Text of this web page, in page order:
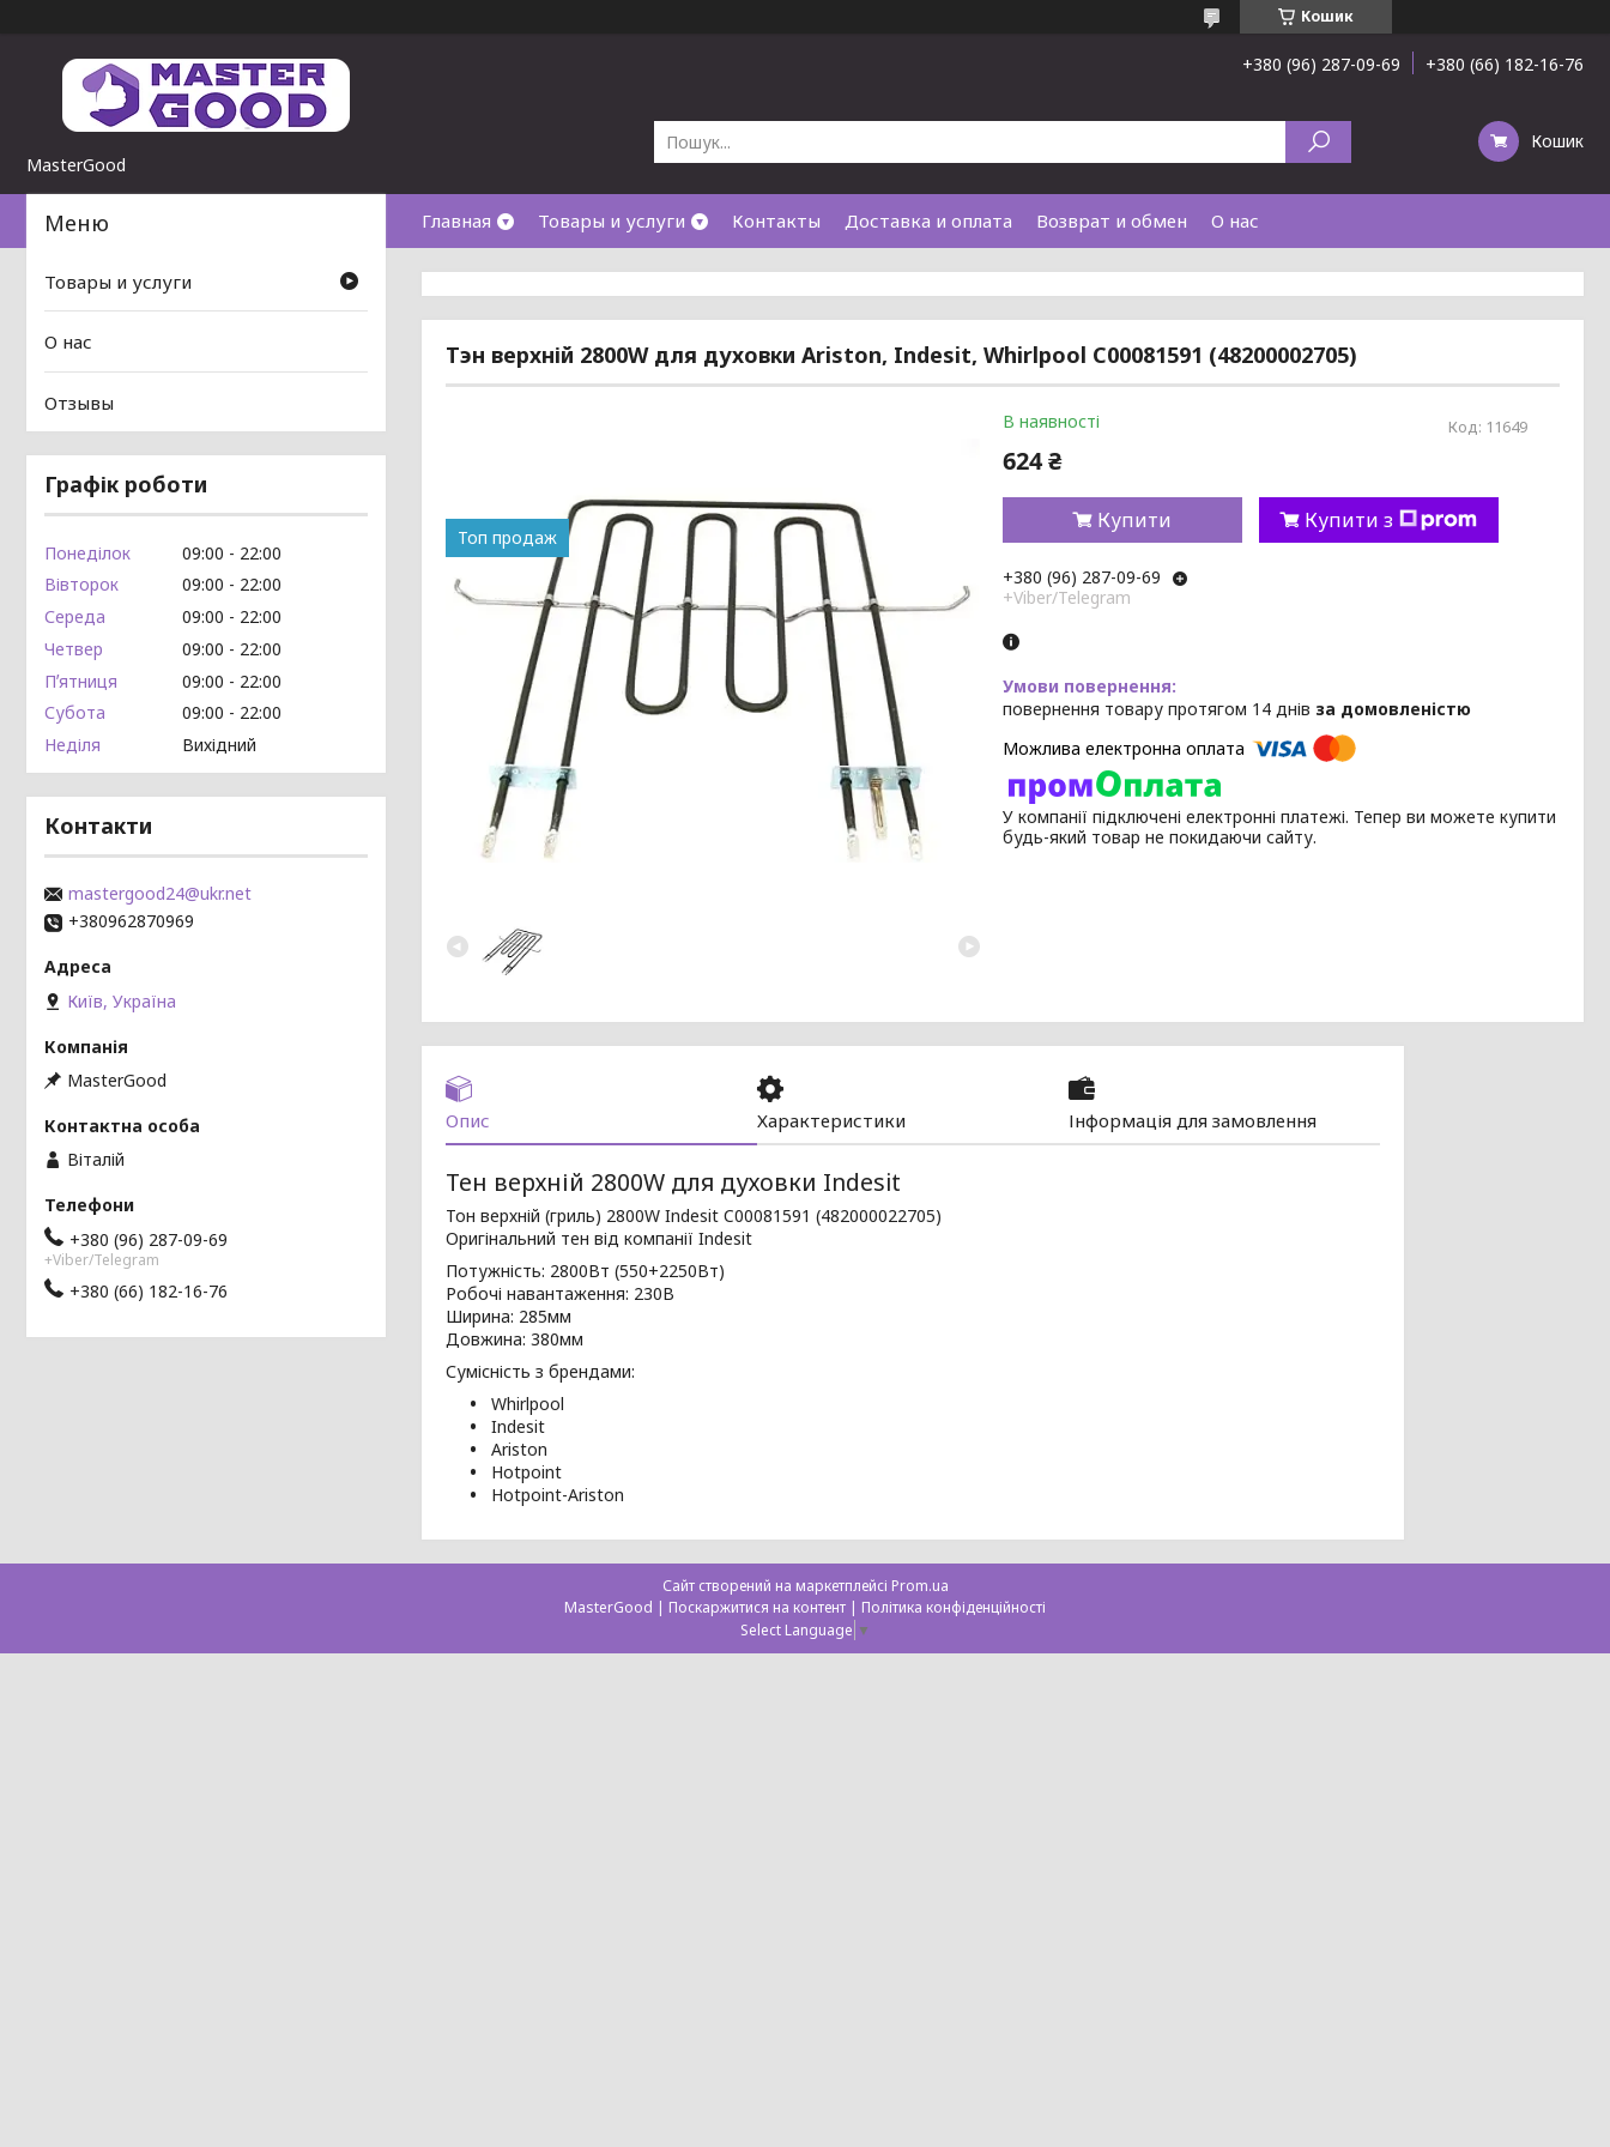
Кошик
MasterGood
+380 (96) 287-09-69 +380 (66) 182-16-76
Кошик
Главная Товары и услуги Контакты Доставка и оплата Возврат и обмен О нас
Тэн верхній 2800W для духовки Ariston, Indesit, Whirlpool C00081591 (48200002705)
Топ продаж
В наявності Код: 11649
624 ₴
Купити Купити з
+380 (96) 287-09-69
+Viber/Telegram
повернення товару протягом 14 днів за домовленістю
У компанії підключені електронні платежі. Тепер ви можете купити
будь-який товар не покидаючи сайту.
Опис Характеристики Інформація для замовлення
Тен верхній 2800W для духовки Indesit
Тон верхній (гриль) 2800W Indesit C00081591 (482000022705)
Оригінальний тен від компанії Indesit
Потужність: 2800Вт (550+2250Вт)
Робочі навантаження: 230В
Ширина: 285мм
Довжина: 380мм
Сумісність з брендами:
Whirlpool
Indesit
Ariston
Hotpoint
Hotpoint-Ariston
Товары и услуги
О нас
Отзывы
Графік роботи
Понеділок 09:00
22:00
Вівторок
09:00
22:00
Середа
09:00
22:00
Четвер
09:00
22:00
Пʼятниця
09:00
22:00
Субота
09:00
22:00
Неділя
Вихідний
Контакти
mastergood24@ukr.net
+380962870969
Київ, Україна
MasterGood
Віталій
+380 (96) 287-09-69
+Viber/Telegram
+380 (66) 182-16-76
Сайт створений на маркетплейсі Prom.ua
MasterGood | Поскаржитися на контент | Політика конфіденційності
Select Language ▼